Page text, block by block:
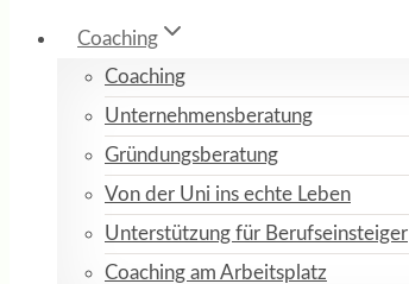
Coaching
Coaching
Unternehmensberatung
Gründungsberatung
Von der Uni ins echte Leben
Unterstützung für Berufseinsteiger
Coaching am Arbeitsplatz